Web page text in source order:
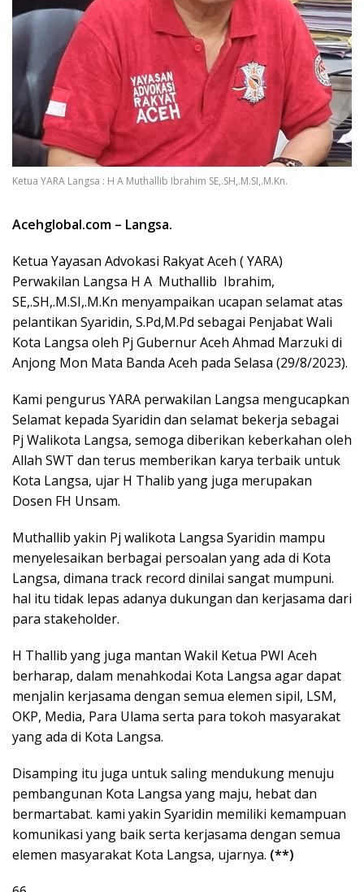
Ketua YARA Langsa : H A Muthallib Ibrahim SE,.SH,.M.SI,.M.Kn.
Acehglobal.com – Langsa.
Ketua Yayasan Advokasi Rakyat Aceh ( YARA)
Perwakilan Langsa H A Muthallib Ibrahim,
SE,.SH,.M.SI,.M.Kn menyampaikan ucapan selamat atas
pelantikan Syaridin, S.Pd,M.Pd sebagai Penjabat Wali
Kota Langsa oleh Pj Gubernur Aceh Ahmad Marzuki di
Anjong Mon Mata Banda Aceh pada Selasa (29/8/2023).
Kami pengurus YARA perwakilan Langsa mengucapkan
Selamat kepada Syaridin dan selamat bekerja sebagai
Pj Walikota Langsa, semoga diberikan keberkahan oleh
Allah SWT dan terus memberikan karya terbaik untuk
Kota Langsa, ujar H Thalib yang juga merupakan
Dosen FH Unsam.
Muthallib yakin Pj walikota Langsa Syaridin mampu
menyelesaikan berbagai persoalan yang ada di Kota
Langsa, dimana track record dinilai sangat mumpuni.
hal itu tidak lepas adanya dukungan dan kerjasama dari
para stakeholder.
H Thallib yang juga mantan Wakil Ketua PWI Aceh
berharap, dalam menahkodai Kota Langsa agar dapat
menjalin kerjasama dengan semua elemen sipil, LSM,
OKP, Media, Para Ulama serta para tokoh masyarakat
yang ada di Kota Langsa.
Disamping itu juga untuk saling mendukung menuju
pembangunan Kota Langsa yang maju, hebat dan
bermartabat. kami yakin Syaridin memiliki kemampuan
komunikasi yang baik serta kerjasama dengan semua
elemen masyarakat Kota Langsa, ujarnya. (**)